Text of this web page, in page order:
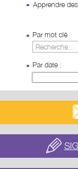
Apprendre
Par mot clé
Par date :